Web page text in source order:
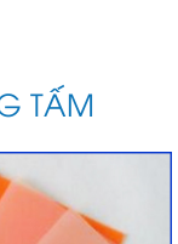
TẤM